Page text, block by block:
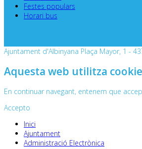
Festes populars
Horari bus
Ajuntament d'Albinyana Plaça Mayor, 1 -
Aquesta web utilitza
En continuar navegant, entenem que
Accepto
Inici
Ajuntament
Administració Electrònica